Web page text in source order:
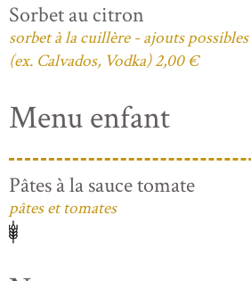
Sorbet au citron
sorbet à la cuillère - ajouts possibles
(ex. Calvados, Vodka) 2,00 €
Menu enfant
Pâtes à la sauce tomate
pâtes et tomates